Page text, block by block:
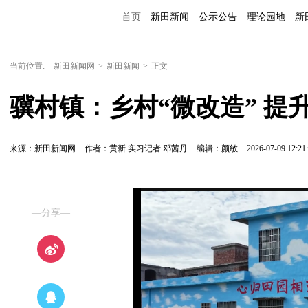
首页 新田新闻 公示公告 理论园地 新
当前位置: 新田新闻网 > 新田新闻 > 正文
骥村镇：乡村“微改造” 提
来源：新田新闻网 作者：黄新 实习记者 邓茜丹 编辑：颜敏 2026-07-09
—分享—